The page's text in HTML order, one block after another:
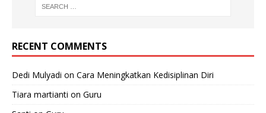
RECENT COMMENTS
Dedi Mulyadi on Cara Meningkatkan Kedisiplinan Diri
Tiara martianti on Guru